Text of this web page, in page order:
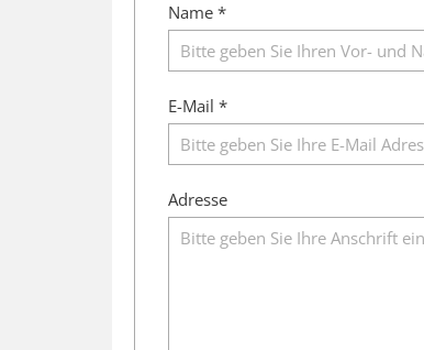
Name *
E-Mail *
Adresse